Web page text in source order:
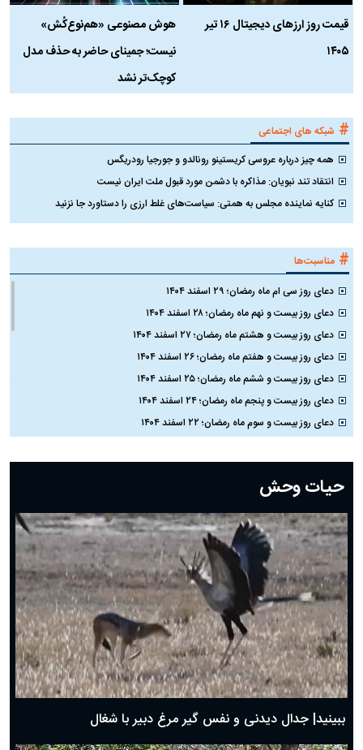
قیمت روز ارز‌های دیجیتال ۱۶ تیر
۱۴۰۵
هوش مصنوعی «هم‌نوع‌کُش»
نیست؛ جمینای حاضر به حذف مدل
کوچک‌تر نشد
# شبکه های اجتماعی
همه چیز درباره عروسی کریستینو رونالدو و جورجیا رودریگس
انتقاد تند نبویان: مذاکره با دشمن مورد قبول ملت ایران نیست
کنایه نماینده مجلس به همتی: سیاست‌های غلط ارزی را دستاورد جا نزنید
# مناسبت‌ها
دعای روز سی ام ماه رمضان؛ ۲۹ اسفند ۱۴۰۴
دعای روز بیست و نهم ماه رمضان؛ ۲۸ اسفند ۱۴۰۴
دعای روز بیست و هشتم ماه رمضان؛ ۲۷ اسفند ۱۴۰۴
دعای روز بیست و هفتم ماه رمضان؛ ۲۶ اسفند ۱۴۰۴
دعای روز بیست و ششم ماه رمضان؛ ۲۵ اسفند ۱۴۰۴
دعای روز بیست و پنجم ماه رمضان؛ ۲۴ اسفند ۱۴۰۴
دعای روز بیست و سوم ماه رمضان؛ ۲۲ اسفند ۱۴۰۴
دعای روز بیستم ماه رمضان؛ ۱۹ اسفند ۱۴۰۴
دعای روز هشتم ماه مبارک رمضان؛ ۷ اسفند ماه ۱۴۰۴
دعای روز هفتم ماه رمضان؛ ۶ اسفند ۱۴۰۴
دعای روز ششم ماه رمضان؛ ۵ اسفند ۱۴۰۴
دعای روز پنجم ماه رمضان؛ ۴ اسفند ۱۴۰۴
دعای روز چهارم ماه مبارک رمضان؛ ۳ اسفند ۱۴۰۴
دعای روز سوم ماه مبارک رمضان؛ ۱۴ اسفند ۱۴۰۴
دعای روز دوم ماه مبارک رمضان ۱ اسفند ماه ۱۴۰۴
دعای روز اول ماه مبارک رمضان، ۳۰ بهمن ۱۴۰۴
حضرت زینب(س) چگونه از دنیا رفت؟
بهترین پیامک تبریک روز پدر ۱۴۰۴؛ جملات زیبا و صمیمانه
حیات وحش
ببینید| جدال دیدنی و نفس گیر مرغ دبیر با شغال